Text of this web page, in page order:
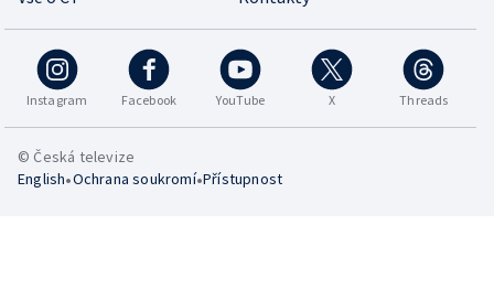
Instagram Facebook YouTube X Threads
© Česká televize
English•Ochrana soukromí•Přístupnost